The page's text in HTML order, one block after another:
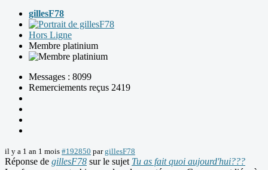
gillesF78
Hors Ligne
Membre platinium
Messages : 8099
Remerciements reçus 2419
il y a 1 an 1 mois #192850 pargillesF78
Réponse de gillesF78 sur le sujet Tu as fait quoi aujourd'hui???